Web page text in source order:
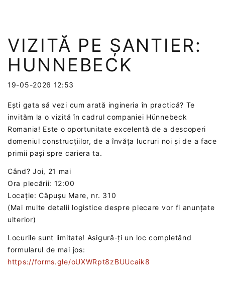
VIZITĂ PE ȘANTIER:
HUNNEBECK
19-05-2026 12:53
Ești gata să vezi cum arată ingineria în practică? Te
invităm la o vizită în cadrul companiei Hünnebeck
Romania! Este o oportunitate excelentă de a descoperi
domeniul construcțiilor, de a învăța lucruri noi și de a face
primii pași spre cariera ta.
Când? Joi, 21 mai
Ora plecării: 12:00
Locație: Căpușu Mare, nr. 310
(Mai multe detalii logistice despre plecare vor fi anunțate
ulterior)
Locurile sunt limitate! Asigură-ți un loc completând
formularul de mai jos:
https://forms.gle/oUXWRpt8zBUUcaik8